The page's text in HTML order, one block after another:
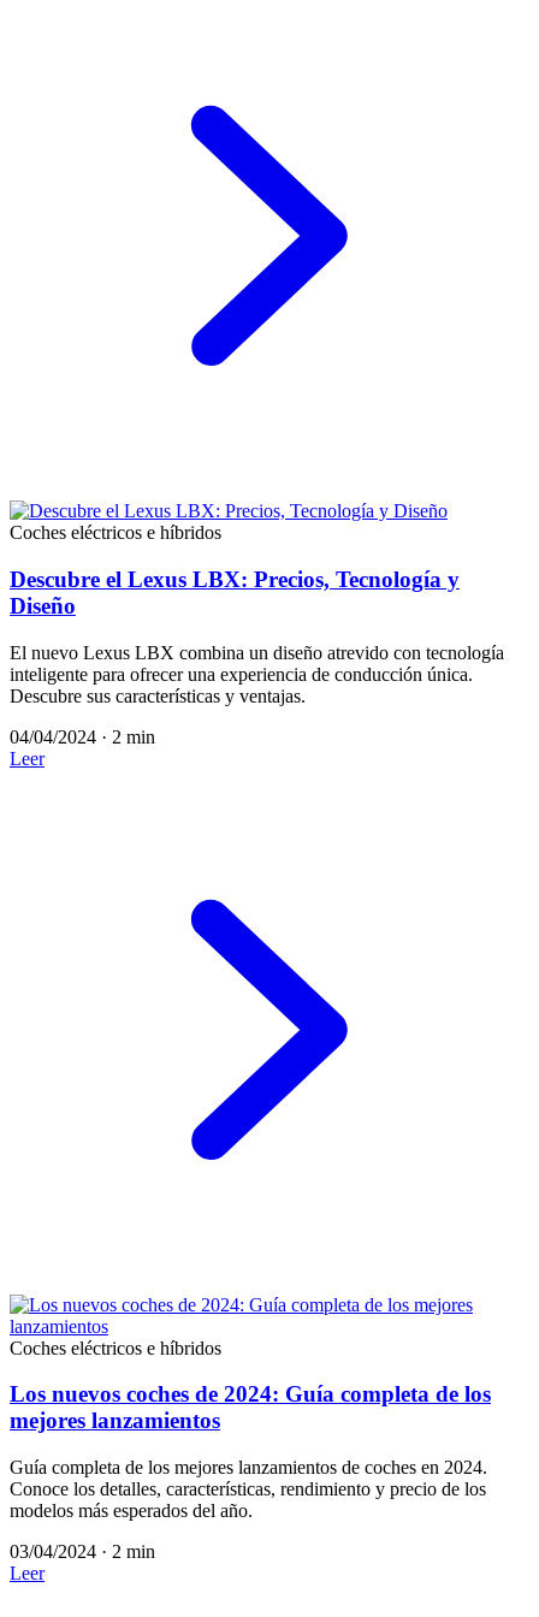
Coches eléctricos e híbridos
Descubre el Lexus LBX: Precios, Tecnología y
Diseño
El nuevo Lexus LBX combina un diseño atrevido con tecnología
inteligente para ofrecer una experiencia de conducción única.
Descubre sus características y ventajas.
04/04/2024 · 2 min
Leer
Coches eléctricos e híbridos
Los nuevos coches de 2024: Guía completa de los
mejores lanzamientos
Guía completa de los mejores lanzamientos de coches en 2024.
Conoce los detalles, características, rendimiento y precio de los
modelos más esperados del año.
03/04/2024 · 2 min
Leer